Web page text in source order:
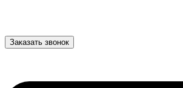
Заказать звонок